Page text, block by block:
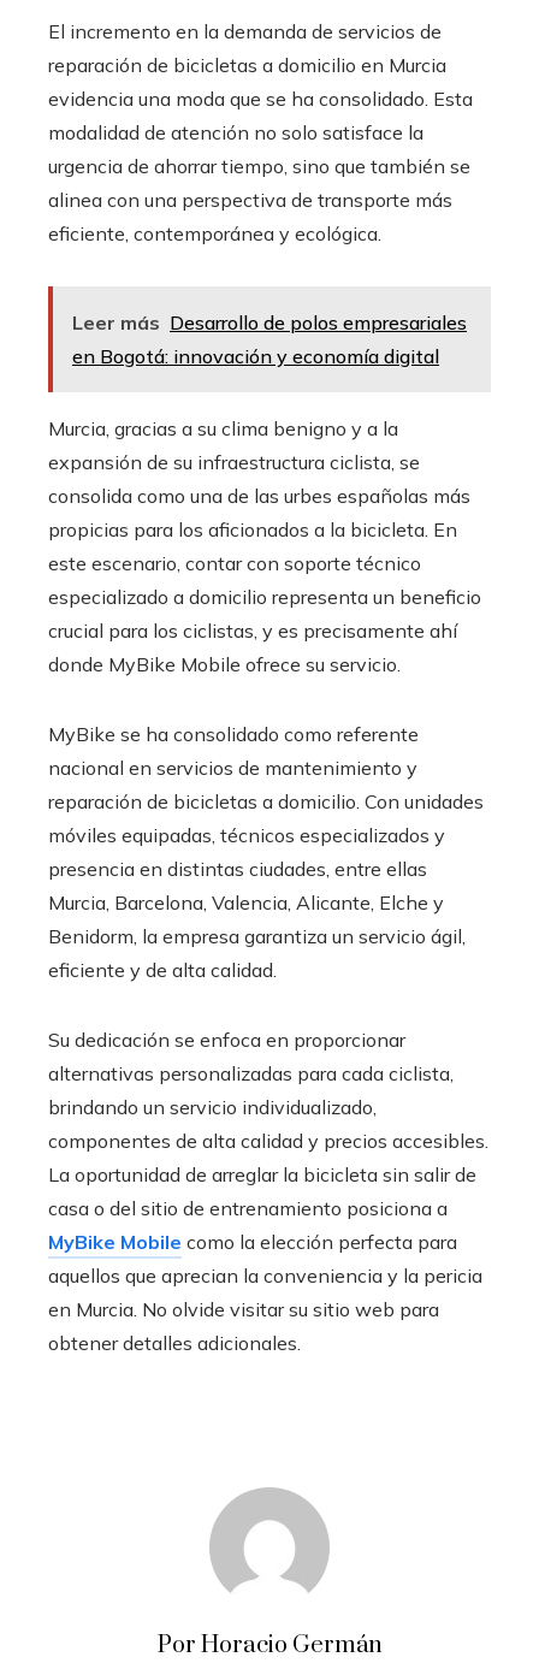
El incremento en la demanda de servicios de
reparación de bicicletas a domicilio en Murcia
evidencia una moda que se ha consolidado. Esta
modalidad de atención no solo satisface la
urgencia de ahorrar tiempo, sino que también se
alinea con una perspectiva de transporte más
eficiente, contemporánea y ecológica.
Leer más Desarrollo de polos empresariales
en Bogotá: innovación y economía digital
Murcia, gracias a su clima benigno y a la
expansión de su infraestructura ciclista, se
consolida como una de las urbes españolas más
propicias para los aficionados a la bicicleta. En
este escenario, contar con soporte técnico
especializado a domicilio representa un beneficio
crucial para los ciclistas, y es precisamente ahí
donde MyBike Mobile ofrece su servicio.
MyBike se ha consolidado como referente
nacional en servicios de mantenimiento y
reparación de bicicletas a domicilio. Con unidades
móviles equipadas, técnicos especializados y
presencia en distintas ciudades, entre ellas
Murcia, Barcelona, Valencia, Alicante, Elche y
Benidorm, la empresa garantiza un servicio ágil,
eficiente y de alta calidad.
Su dedicación se enfoca en proporcionar
alternativas personalizadas para cada ciclista,
brindando un servicio individualizado,
componentes de alta calidad y precios accesibles.
La oportunidad de arreglar la bicicleta sin salir de
casa o del sitio de entrenamiento posiciona a
MyBike Mobile como la elección perfecta para
aquellos que aprecian la conveniencia y la pericia
en Murcia. No olvide visitar su sitio web para
obtener detalles adicionales.
Por Horacio Germán